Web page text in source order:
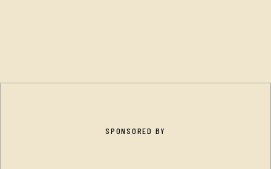
SPONSORED BY